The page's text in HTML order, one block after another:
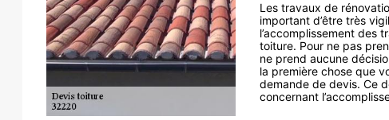
Les travaux de
important d’être très
l’accomplissement des
toiture. Pour ne pas
ne prend aucune
la première chose que
demande de devis. Ce
concernant